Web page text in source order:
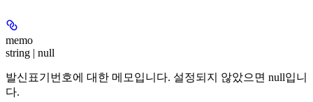
memo
string | null
발신표기번호에 대한 메모입니다. 설정되지 않았으면 null입니
다.